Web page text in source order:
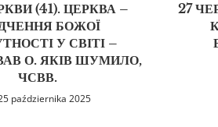
(41). ЦЕРКВА –
БОЖОЇ
У СВІТІ –
О. ЯКІВ ШУМИЛО,
ЧСВВ.
października 2025
27